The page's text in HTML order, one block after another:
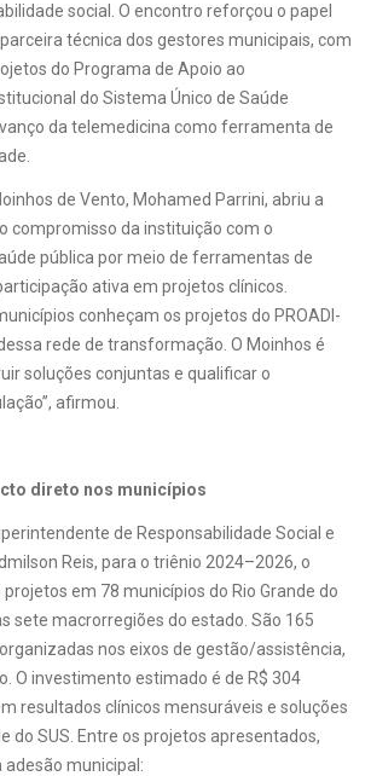
social. O encontro reforçou o papel
técnica dos gestores municipais, com
do Programa de Apoio ao
do Sistema Único de Saúde
da telemedicina como ferramenta de
de Vento, Mohamed Parrini, abriu a
compromisso da instituição com o
pública por meio de ferramentas de
ativa em projetos clínicos.
conheçam os projetos do PROADI-
rede de transformação. O Moinhos é
soluções conjuntas e qualificar o
afirmou.
direto nos municípios
de Responsabilidade Social e
Reis, para o triênio 2024–2026, o
em 78 municípios do Rio Grande do
sete macrorregiões do estado. São 165
nos eixos de gestão/assistência,
O investimento estimado é de R$ 304
resultados clínicos mensuráveis e soluções
do SUS. Entre os projetos apresentados,
municipal: